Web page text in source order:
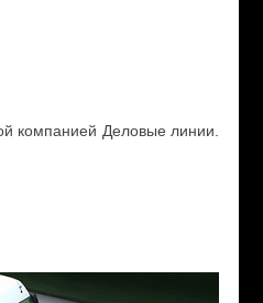
компанией Деловые линии.